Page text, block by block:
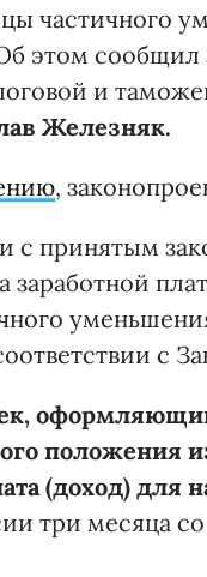
частичного
этом сообщил
и
Железняк.
,
с принятым
заработной
с
положения
(доход) для
три месяца